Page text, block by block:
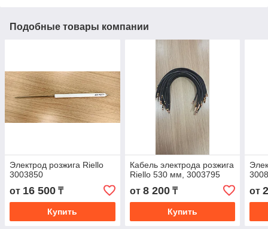
Подобные товары компании
Электрод розжига Riello
3003850
от 16 500 ₸
Купить
Кабель электрода розжига
Riello 530 мм, 3003795
от 8 200₸
Купить
от